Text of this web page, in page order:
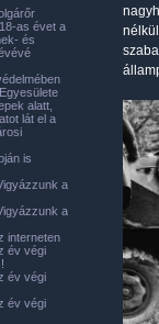
as évet a
és
alatt,
lát el a
is
a
a
interneten
év végi
év végi
év végi